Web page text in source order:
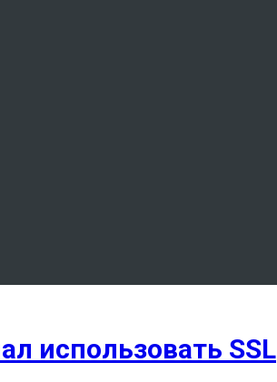
использовать SSL